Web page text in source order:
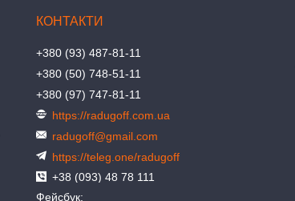
+380 (93) 487-81-11
+380 (50) 748-51-11
+380 (97) 747-81-11
https://radugoff.com.ua
radugoff@gmail.com
https://teleg.one/radugoff
+38 (093) 48 78 111
Фейсбук